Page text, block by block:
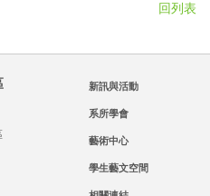
回列表
新訊與活動
系所學會
藝術中心
學生藝文空間